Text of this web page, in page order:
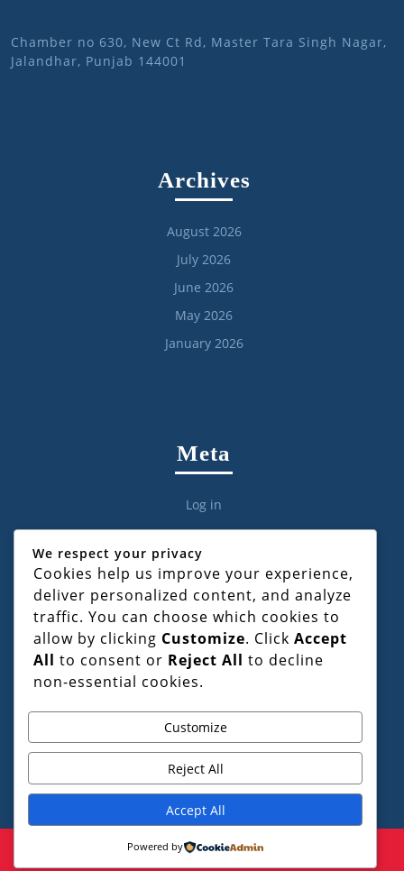
Chamber no 630, New Ct Rd, Master Tara Singh Nagar,
Jalandhar, Punjab 144001
Archives
August 2026
July 2026
June 2026
May 2026
January 2026
Meta
Log in
Categories
Civil Law
Documentation & Drafting
Family & Matrimonial Law
Marriage Registration
Law Firm WordPress ThemeBy VWThemes
We respect your privacy
Cookies help us improve your experience,
deliver personalized content, and analyze
traffic. You can choose which cookies to
allow by clicking Customize. Click Accept
All to consent or Reject All to decline
non-essential cookies.
Customize
Reject All
Accept All
Powered by